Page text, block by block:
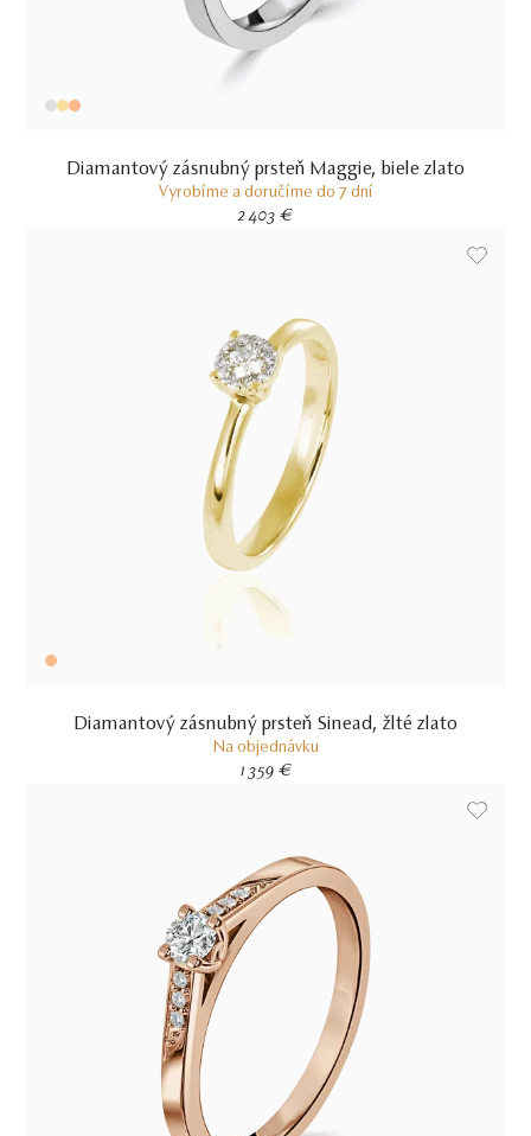
Diamantový zásnubný prsteň Maggie, biele zlato
Vyrobíme a doručíme do 7 dní
2 403 €
Diamantový zásnubný prsteň Sinead, žlté zlato
Na objednávku
1 359 €